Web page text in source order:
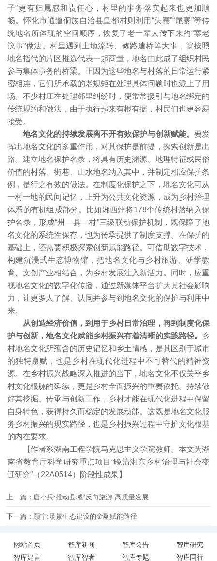
子”更有归属感和责任心，村里的事务落实起来也更加顺
畅。怀化市通道侗族自治县皇都村则利用“头寨”“尾寨”等传
统地名所体现的空间顺序，恢复了老一辈人传下来的“寨老
议事”做法。村里遇到土地流转、修路建桥等大事，就按照
地名指代的片区推选代表一起商量，地名由此成了组织村民
参与集体事务的桥梁。正因为这些地名与村落的日常运行紧
密相连，它们所承载的老规矩在处理具体问题时也派上了用
场。不少村庄在处理邻里纠纷时，便常常援引与地名绑定的
传统规约和做法，由于执行起来有根有据，村民们也更容易
接受。
地名文化的持续发展离不开有效保护与创新赋能。 要发
挥出地名文化的多重作用，对其保护是前提，探索创新是出
路。建立地名保护名录，将具有历史渊源、地理特征或民俗
价值的村落、街巷、山水地名纳入其中，并制定相应保护条
例，是行之有效的做法。在制度化保护之下，地名文化可从
一村一地的民间记忆，上升为公共文化资源，成为乡村治理
体系的有机组成部分。比如湘西州将178个传统村落纳入保
护名录，形成“州—县—村”三级联动保护机制，既保障了地
名文化的系统性保存，也为传承提供了制度支撑。在保护的
基础上，还需要积极探索创新赋能路径。可借助数字技术，
构建沉浸式生态博物馆，把地名文化与乡村旅游、研学教
育、文创产业相结合，为乡村发展注入新活力。同时，应重
视地名文化的数字化传播，通过新媒体平台扩大其社会影响
力，让更多人了解、认同并参与到地名文化的保护与利用中
来。
从创造经济价值，到用于乡村日常治理，再到制度化保
护与创新，地名文化赋能乡村振兴有着清晰的实践路径。
乡
村地名文化所蕴含的历史记忆和乡土情感，是其区别于城市
的独特禀赋，也是乡村在现代化进程中不可替代的精神资
源。在乡村振兴战略深入推进的当下，地名文化不仅关乎乡
村文化根脉的延续，更是乡村全面振兴的重要依托。持续做
好其挖掘、传承与创新工作，乡村才能在现代化进程中保留
自身特色，获得持久而稳定的发展动能。这既是地名文化服
务乡村振兴的现实路径，也是乡村振兴过程中守护文化根基
的内在要求。
【作者系湖南工程学院马克思主义学院教师。本文为湖
南省教育厅科学研究重点项目“晚清湘东乡村治理与社会变
迁研究”（22A0514）阶段性成果】
上一篇：唐小兵:推动县域“反向旅游”高质量发展
下一篇：顾宁:场景生态建设的金融赋能路径
网站首页 智库新闻 智库公告
智库研究
智库建言
智库智者 智库专题 智库同行